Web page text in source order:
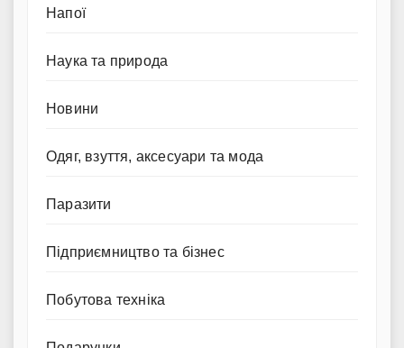
Напої
Наука та природа
Новини
Одяг, взуття, аксесуари та мода
Паразити
Підприємництво та бізнес
Побутова техніка